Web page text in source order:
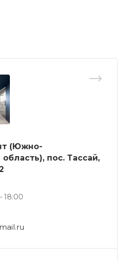
(Южно-
область), пос. Тассай,
18:00